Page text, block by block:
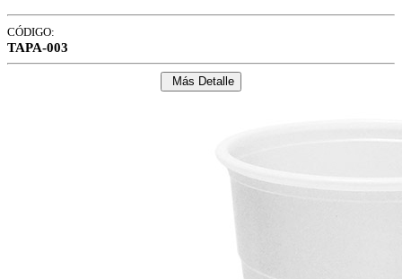
CÓDIGO:
TAPA-003
Más Detalle